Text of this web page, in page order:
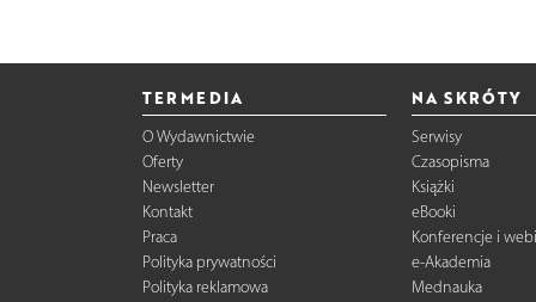
TERMEDIA
O Wydawnictwie
Oferty
Newsletter
Kontakt
Praca
Polityka prywatności
Polityka reklamowa
NA SKRÓTY
Serwisy
Czasopisma
Książki
eBooki
Konferencje i
e-Akademia
Mednauka